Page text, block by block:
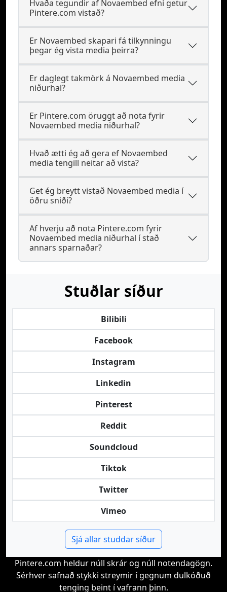
Hvaða tegundir af Novaembed efni getur
Pintere.com vistað?
Er Novaembed skapari fá tilkynningu
þegar ég vista media þeirra?
Er daglegt takmörk á Novaembed media
niðurhal?
Er Pintere.com öruggt að nota fyrir
Novaembed media niðurhal?
Hvað ætti ég að gera ef Novaembed
media tengill neitar að vista?
Get ég breytt vistað Novaembed media í
öðru sniði?
Af hverju að nota Pintere.com fyrir
Novaembed media niðurhal í stað
annars sparnaðar?
Stuðlar síður
Bilibili
Facebook
Instagram
Linkedin
Pinterest
Reddit
Soundcloud
Tiktok
Twitter
Vimeo
Sjá allar studdar síður
Pintere.com heldur núll skrár og núll notendagögn.
Sérhver safnað stykki streymir í gegnum dulkóðuð
tenging beint í vafrann þinn.